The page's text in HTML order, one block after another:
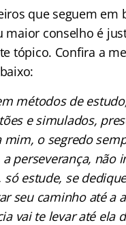
que seguem em
maior conselho é
tópico. Confira a
métodos de
e simulados,
o segredo
a perseverança, não
só estude, se
seu caminho até a
vai te levar até ela